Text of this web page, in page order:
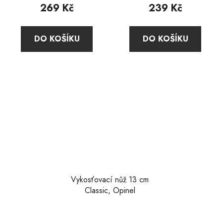
269 Kč
DO KOŠÍKU
239 Kč
DO KOŠÍKU
Vykosťovací nůž 13 cm
Classic, Opinel